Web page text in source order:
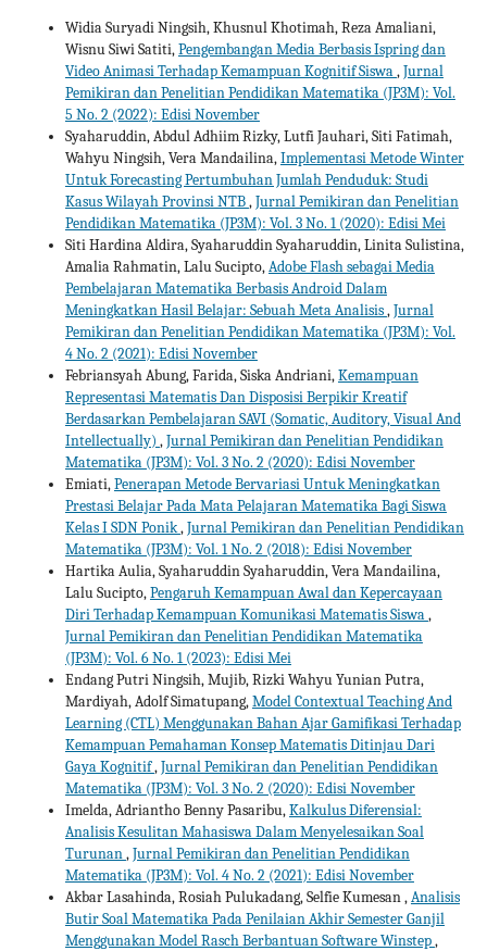
Widia Suryadi Ningsih, Khusnul Khotimah, Reza Amaliani,
Wisnu Siwi Satiti,Pengembangan Media Berbasis Ispring dan
Video Animasi Terhadap Kemampuan Kognitif Siswa,Jurnal
Pemikiran dan Penelitian Pendidikan Matematika (JP3M): Vol.
5 No. 2 (2022): Edisi November
Syaharuddin, Abdul Adhiim Rizky, Lutfi Jauhari, Siti Fatimah,
Wahyu Ningsih, Vera Mandailina,Implementasi Metode Winter
Untuk Forecasting Pertumbuhan Jumlah Penduduk: Studi
Kasus Wilayah Provinsi NTB,Jurnal Pemikiran dan Penelitian
Pendidikan Matematika (JP3M): Vol. 3 No. 1 (2020): Edisi Mei
Siti Hardina Aldira, Syaharuddin Syaharuddin, Linita Sulistina,
Amalia Rahmatin, Lalu Sucipto,Adobe Flash sebagai Media
Pembelajaran Matematika Berbasis Android Dalam
Meningkatkan Hasil Belajar: Sebuah Meta Analisis,Jurnal
Pemikiran dan Penelitian Pendidikan Matematika (JP3M): Vol.
4 No. 2 (2021): Edisi November
Febriansyah Abung, Farida, Siska Andriani,Kemampuan
Representasi Matematis Dan Disposisi Berpikir Kreatif
Berdasarkan Pembelajaran SAVI (Somatic, Auditory, Visual And
Intellectually) ,Jurnal Pemikiran dan Penelitian Pendidikan
Matematika (JP3M): Vol. 3 No. 2 (2020): Edisi November
Emiati,Penerapan Metode Bervariasi Untuk Meningkatkan
Prestasi Belajar Pada Mata Pelajaran Matematika Bagi Siswa
Kelas I SDN Ponik,Jurnal Pemikiran dan Penelitian Pendidikan
Matematika (JP3M): Vol. 1 No. 2 (2018): Edisi November
Hartika Aulia, Syaharuddin Syaharuddin, Vera Mandailina,
Lalu Sucipto,Pengaruh Kemampuan Awal dan Kepercayaan
Diri Terhadap Kemampuan Komunikasi Matematis Siswa,
Jurnal Pemikiran dan Penelitian Pendidikan Matematika
(JP3M): Vol. 6 No. 1 (2023): Edisi Mei
Endang Putri Ningsih, Mujib, Rizki Wahyu Yunian Putra,
Mardiyah, Adolf Simatupang,Model Contextual Teaching And
Learning (CTL) Menggunakan Bahan Ajar Gamifikasi Terhadap
Kemampuan Pemahaman Konsep Matematis Ditinjau Dari
Gaya Kognitif,Jurnal Pemikiran dan Penelitian Pendidikan
Matematika (JP3M): Vol. 3 No. 2 (2020): Edisi November
Imelda, Adriantho Benny Pasaribu,Kalkulus Diferensial:
Analisis Kesulitan Mahasiswa Dalam Menyelesaikan Soal
Turunan,Jurnal Pemikiran dan Penelitian Pendidikan
Matematika (JP3M): Vol. 4 No. 2 (2021): Edisi November
Akbar Lasahinda, Rosiah Pulukadang, Selfie Kumesan ,Analisis
Butir Soal Matematika Pada Penilaian Akhir Semester Ganjil
Menggunakan Model Rasch Berbantuan Software Winstep,